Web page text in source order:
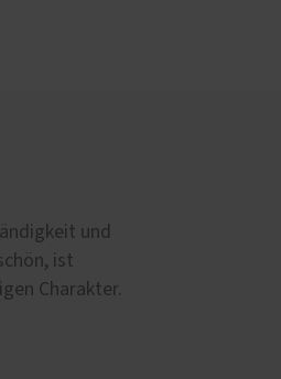
und
ist
Charakter.